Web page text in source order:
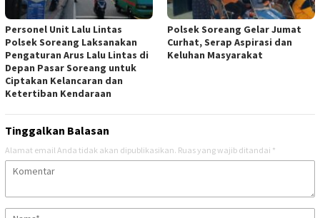
Personel Unit Lalu Lintas
Polsek Soreang Laksanakan
Pengaturan Arus Lalu Lintas di
Depan Pasar Soreang untuk
Ciptakan Kelancaran dan
Ketertiban Kendaraan
Polsek Soreang Gelar Jumat
Curhat, Serap Aspirasi dan
Keluhan Masyarakat
Tinggalkan Balasan
Alamat email Anda tidak akan dipublikasikan. Ruas yang wajib ditandai *